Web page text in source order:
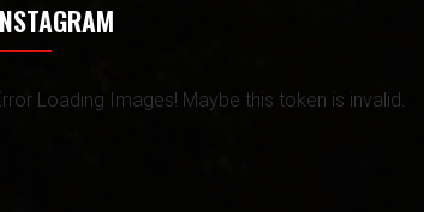
Loading Images! Maybe this token is invalid.